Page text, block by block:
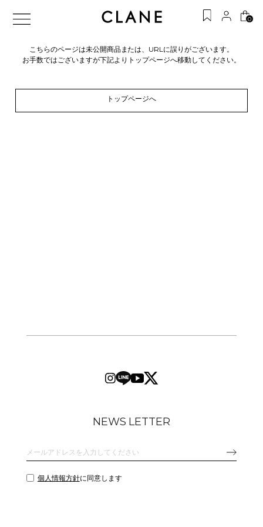
0
こちらのページは未公開商品または、URLに誤りがございます。
お手数ではございますが下記よりトップページへ移動してください。
トップページへ
NEWS LETTER
個人情報方針に同意します